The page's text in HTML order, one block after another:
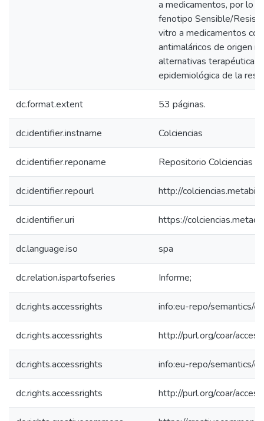
a medicamentos, por lo
fenotipo Sensible/
vitro a medicamentos
antimaláricos de origen
alternativas terapéuticas
epidemiológica de la
dc.format.extent 53 páginas.
dc.identifier.instname Colciencias
dc.identifier.reponame Repositorio Colciencias
dc.identifier.repourl http://
dc.identifier.uri https://
dc.language.iso spa
dc.relation.ispartofseries Informe;
dc.rights.accessrights info:eu-repo/semantics/
dc.rights.accessrights http://purl.org/coar/
dc.rights.accessrights info:eu-repo/semantics/
dc.rights.accessrights http://purl.org/coar/